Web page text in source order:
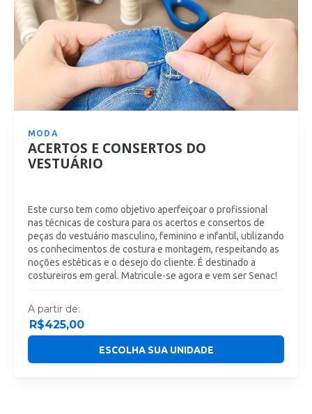
MODA
ACERTOS E CONSERTOS DO
VESTUÁRIO
Este curso tem como objetivo aperfeiçoar o profissional
nas técnicas de costura para os acertos e consertos de
peças do vestuário masculino, feminino e infantil, utilizando
os conhecimentos de costura e montagem, respeitando as
noções estéticas e o desejo do cliente. É destinado a
costureiros em geral. Matricule-se agora e vem ser Senac!
A partir de:
R$425,00
ESCOLHA SUA UNIDADE